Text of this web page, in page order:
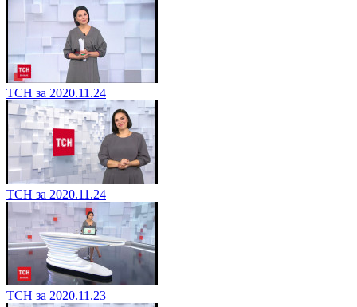
ТСН за 2020.11.24
ТСН за 2020.11.24
ТСН за 2020.11.23